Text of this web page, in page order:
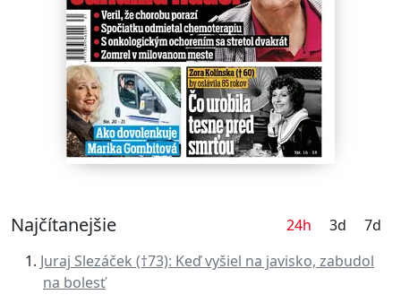
Najčítanejšie 24h 3d
7d
Juraj Slezáček (†73): Keď vyšiel na javisko, zabudol
na bolesť